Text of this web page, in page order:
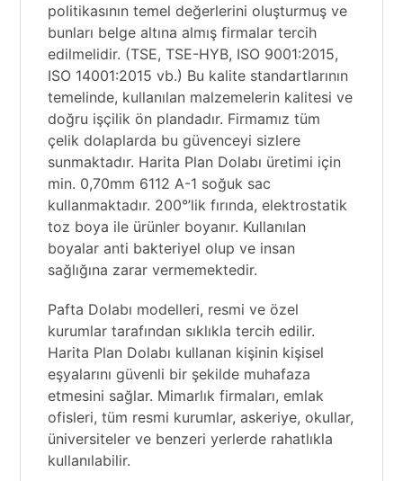
politikasının temel değerlerini oluşturmuş ve
bunları belge altına almış firmalar tercih
edilmelidir. (TSE, TSE-HYB, ISO 9001:2015,
ISO 14001:2015 vb.) Bu kalite standartlarının
temelinde, kullanılan malzemelerin kalitesi ve
doğru işçilik ön plandadır. Firmamız tüm
çelik dolaplarda bu güvenceyi sizlere
sunmaktadır. Harita Plan Dolabı üretimi için
min. 0,70mm 6112 A-1 soğuk sac
kullanmaktadır. 200°’lik fırında, elektrostatik
toz boya ile ürünler boyanır. Kullanılan
boyalar anti bakteriyel olup ve insan
sağlığına zarar vermemektedir.
Pafta Dolabı modelleri, resmi ve özel
kurumlar tarafından sıklıkla tercih edilir.
Harita Plan Dolabı kullanan kişinin kişisel
eşyalarını güvenli bir şekilde muhafaza
etmesini sağlar. Mimarlık firmaları, emlak
ofisleri, tüm resmi kurumlar, askeriye, okullar,
üniversiteler ve benzeri yerlerde rahatlıkla
kullanılabilir.